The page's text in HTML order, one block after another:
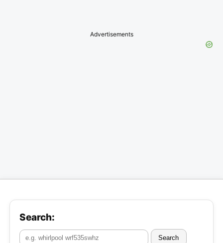
Advertisements
Search:
Search